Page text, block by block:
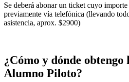
Se deberá abonar un ticket cuyo
previamente vía telefónica (llevando
asistencia, aprox. $2900)
¿Cómo y dónde obtengo
Alumno Piloto?